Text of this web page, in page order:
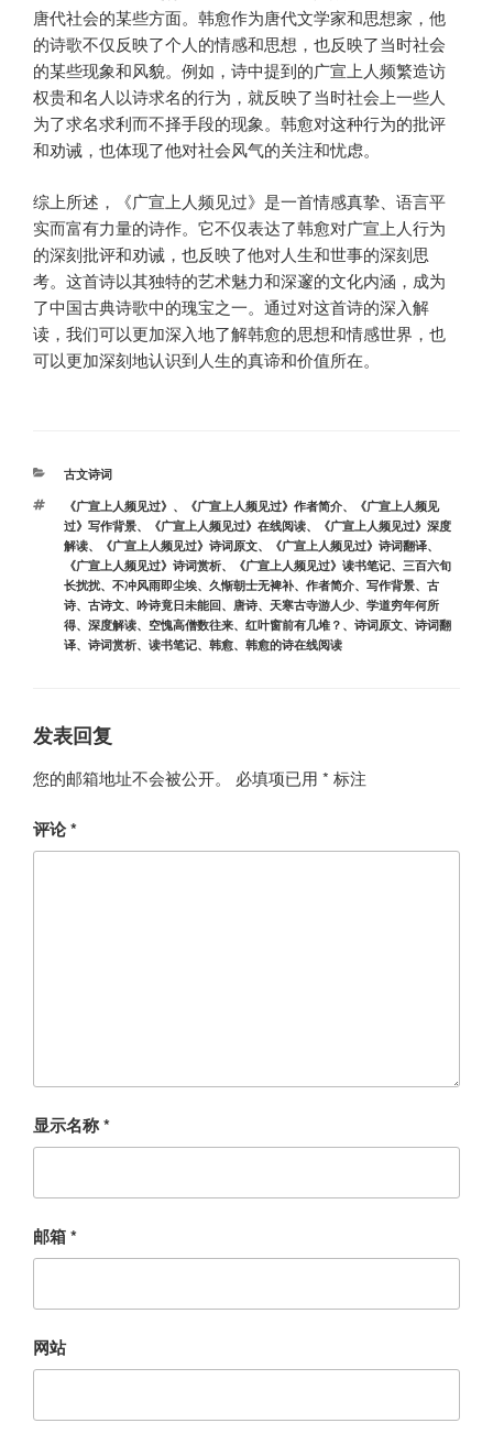
唐代社会的某些方面。韩愈作为唐代文学家和思想家，他
的诗歌不仅反映了个人的情感和思想，也反映了当时社会
的某些现象和风貌。例如，诗中提到的广宣上人频繁造访
权贵和名人以诗求名的行为，就反映了当时社会上一些人
为了求名求利而不择手段的现象。韩愈对这种行为的批评
和劝诫，也体现了他对社会风气的关注和忧虑。
综上所述，《广宣上人频见过》是一首情感真挚、语言平
实而富有力量的诗作。它不仅表达了韩愈对广宣上人行为
的深刻批评和劝诫，也反映了他对人生和世事的深刻思
考。这首诗以其独特的艺术魅力和深邃的文化内涵，成为
了中国古典诗歌中的瑰宝之一。通过对这首诗的深入解
读，我们可以更加深入地了解韩愈的思想和情感世界，也
可以更加深刻地认识到人生的真谛和价值所在。
分
古文诗词
标
签
《广宣上人频见过》 、 《广宣上人频见过》作者简介、
《广宣上人频见
过》写作背景、 《广宣上人频见过》在线阅读、
《广宣上人频见过》深度
解读、 《广宣上人频见过》诗词原文、 《广宣上人频见过》诗词翻译、
《广宣上人频见过》诗词赏析、 《广宣上人频见过》读书笔记、 三百六旬
长扰扰、 不冲风雨即尘埃、 久惭朝士无裨补、 作者简介、 写作背景、 古
诗、 古诗文、 吟诗竟日未能回、 唐诗、 天寒古寺游人少、 学道穷年何所
得、 深度解读、 空愧高僧数往来、 红叶窗前有几堆？ 、 诗词原文、 诗词翻
译、 诗词赏析、 读书笔记、 韩愈、 韩愈的诗在线阅读
发表回复
您的邮箱地址不会被公开。 必填项已用 * 标注
评论*
显示名称*
邮箱*
网站